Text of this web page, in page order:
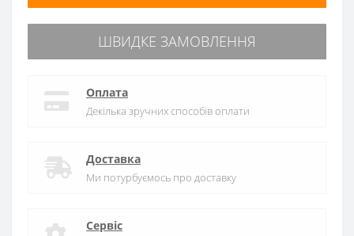
ШВИДКЕ ЗАМОВЛЕННЯ
Оплата
Декілька зручних способів оплати
Доставка
Ми потурбуємось про доставку
Сервіс